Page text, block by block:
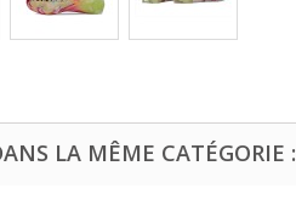
LA MÊME CATÉGORIE :